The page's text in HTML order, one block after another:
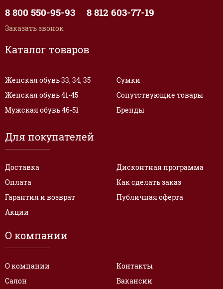
Каталог товаров
Женская обувь 33, 34, 35
Женская обувь 41-45
Мужская обувь 46-51
Сумки
Сопутствующие товары
Бренды
Для покупателей
Доставка
Оплата
Гарантия и возврат
Акции
Дисконтная программа
Как сделать заказ
Публичная оферта
О компании
О компании
Салон
Контакты
Вакансии
8 800 550-95-93 8 812 603-77-19
Заказать звонок